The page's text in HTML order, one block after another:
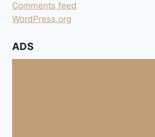
Comments feed
WordPress.org
ADS